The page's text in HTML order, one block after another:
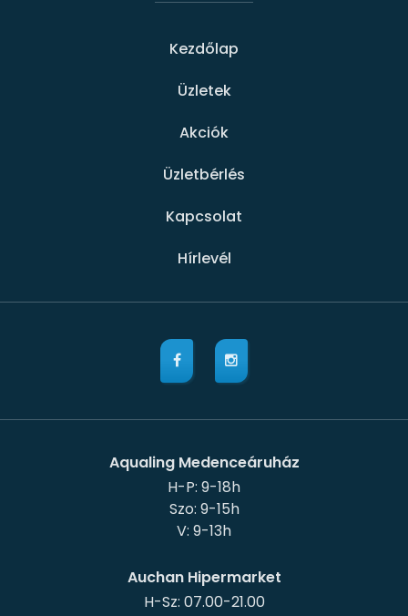
Kezdőlap
Üzletek
Akciók
Üzletbérlés
Kapcsolat
Hírlevél
Aqualing Medenceáruház
H-P: 9-18h
Szo: 9-15h
Auchan Hipermarket
H-Sz: 07.00-21.00